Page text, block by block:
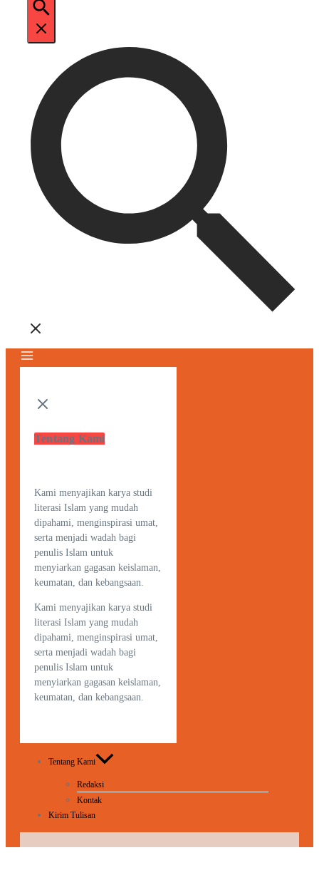
Tentang Kami
Kami menyajikan karya studi
literasi Islam yang mudah
dipahami, menginspirasi umat,
serta menjadi wadah bagi
penulis Islam untuk
menyiarkan gagasan keislaman,
keumatan, dan kebangsaan.
Kami menyajikan karya studi
literasi Islam yang mudah
dipahami, menginspirasi umat,
serta menjadi wadah bagi
penulis Islam untuk
menyiarkan gagasan keislaman,
keumatan, dan kebangsaan.
Tentang Kami
Redaksi
Kontak
Kirim Tulisan